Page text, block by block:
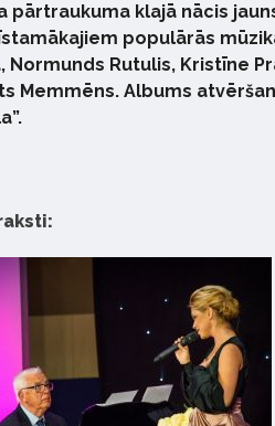
pārtraukuma klajā nācis
populārās
Normunds Rutulis, Kristīne
Memmēns. Albums